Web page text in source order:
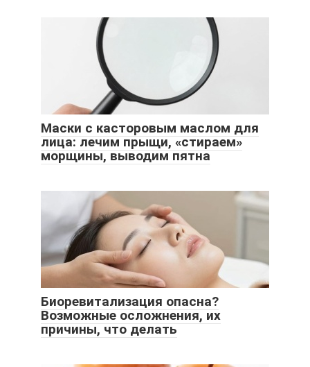
Маски с касторовым маслом для
лица: лечим прыщи, «стираем»
морщины, выводим пятна
Биоревитализация опасна?
Возможные осложнения, их
причины, что делать